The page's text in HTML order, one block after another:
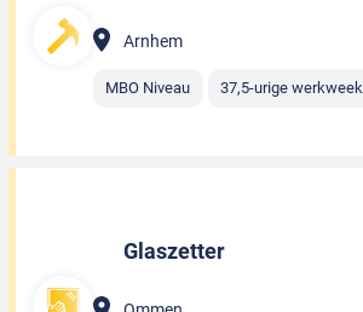
Arnhem
MBO Niveau 37,5-urige werkweek
Glaszetter